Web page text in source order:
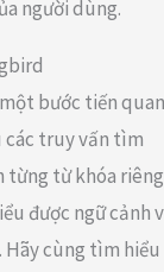
người dùng.
bước tiến quan
các truy vấn tìm
từng từ khóa riêng
được ngữ cảnh
Hãy cùng tìm hiểu